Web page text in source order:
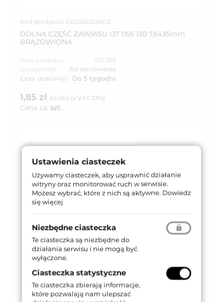
Kod produktu: CG055130BN12
DOLNA CZĘŚĆ ZAWIASU OT 055 130 7,6x35mm
BRĄZOWIONA
Seria produktu:
OT 055
Dostępność:
Na zamówienie
Czas dostawy: Do 5 tygodni
1,85 zł brutto (z VAT 23%)
Cena za: szt.
Ustawienia ciasteczek
Używamy ciasteczek, aby usprawnić działanie
witryny oraz monitorować ruch w serwisie.
Możesz wybrać, które z nich są aktywne. Dowiedz
się więcej
Niezbędne ciasteczka
Te ciasteczka są niezbędne do
działania serwisu i nie mogą być
wyłączone.
Ciasteczka statystyczne
Te ciasteczka zbierają informacje,
które pozwalają nam ulepszać